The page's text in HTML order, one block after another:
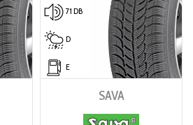
71 DB
D
E
SAVA